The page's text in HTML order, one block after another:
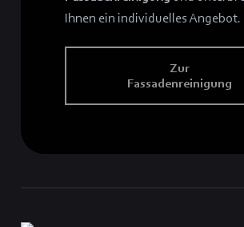
Ihnen ein individuelles Angebot.
Zur
Fassadenreinigung